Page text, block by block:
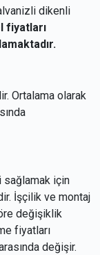
dikenli
fiyatları
Ortalama olarak
sağlamak için
İşçilik ve montaj
değişiklik
fiyatları
değişir.